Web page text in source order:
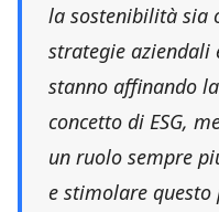
la sostenibilità sia
strategie aziendali
stanno affinando
concetto di ESG,
un ruolo sempre
e stimolare questo